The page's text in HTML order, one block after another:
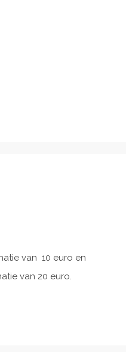
van 10 euro en
van 20 euro.